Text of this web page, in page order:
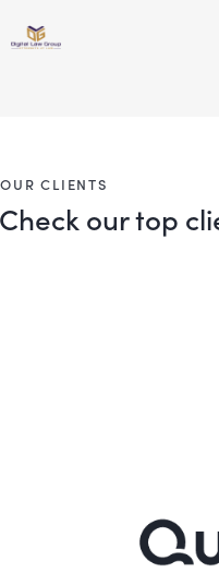
OUR CLIENTS
Check our top